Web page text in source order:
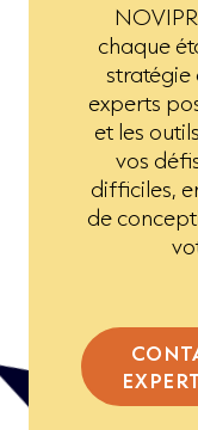
chaque
stratégie
experts
et les
vos
difficiles,
de